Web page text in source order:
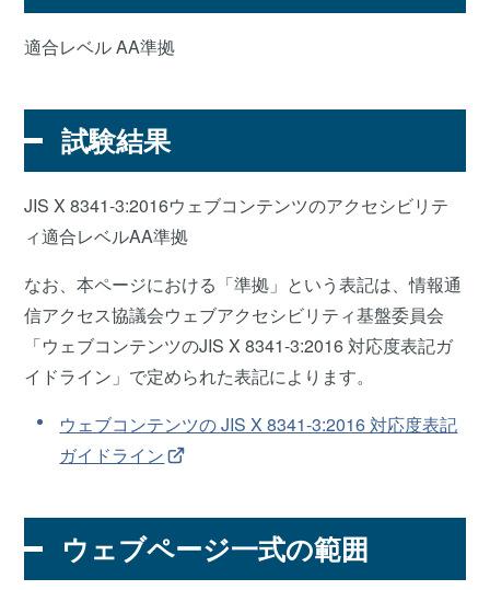
適合レベル AA準拠
試験結果
JIS X 8341-3:2016ウェブコンテンツのアクセシビリテ
ィ適合レベルAA準拠
なお、本ページにおける「準拠」という表記は、情報通
信アクセス協議会ウェブアクセシビリティ基盤委員会
「ウェブコンテンツのJIS X 8341-3:2016 対応度表記ガ
イドライン」で定められた表記によります。
ウェブコンテンツの JIS X 8341-3:2016 対応度表記
ガイドライン
ウェブページ一式の範囲